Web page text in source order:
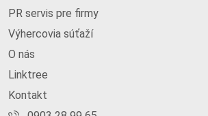
PR servis pre firmy
Výhercovia súťaží
O nás
Linktree
Kontakt